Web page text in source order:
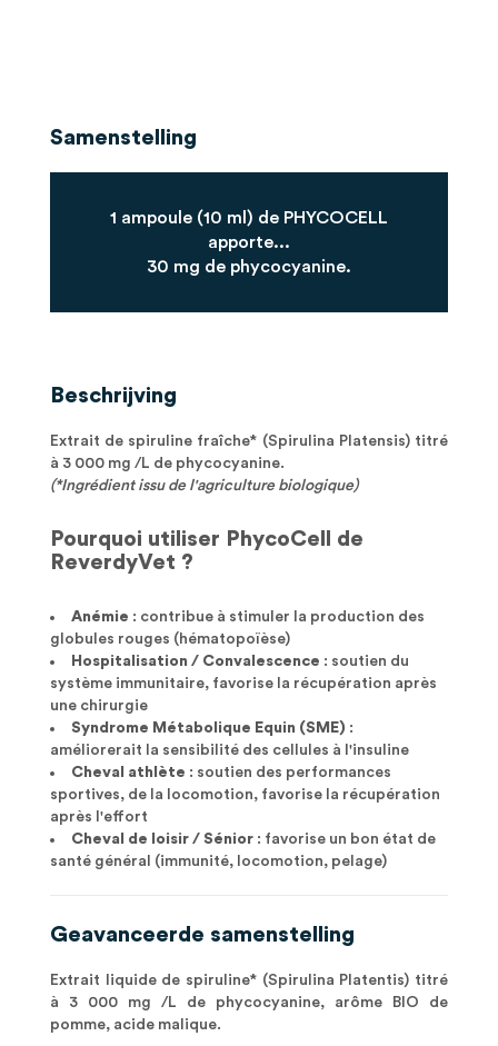
Samenstelling
1 ampoule (10 ml) de PHYCOCELL
apporte...
30 mg de phycocyanine.
Beschrijving
Extrait de spiruline fraîche* (Spirulina Platensis) titré
à 3 000 mg /L de phycocyanine.
(*Ingrédient issu de l'agriculture biologique)
Pourquoi utiliser PhycoCell de
ReverdyVet ?
Anémie : contribue à stimuler la production des
globules rouges (hématopoïèse)
Hospitalisation / Convalescence : soutien du
système immunitaire, favorise la récupération après
une chirurgie
Syndrome Métabolique Equin (SME) :
améliorerait la sensibilité des cellules à l'insuline
Cheval athlète : soutien des performances
sportives, de la locomotion, favorise la récupération
après l'effort
Cheval de loisir / Sénior: favorise un bon état de
santé général (immunité, locomotion, pelage)
Geavanceerde samenstelling
Extrait liquide de spiruline* (Spirulina Platentis) titré
à 3 000 mg /L de phycocyanine, arôme BIO de
pomme, acide malique.